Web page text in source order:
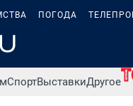
ПОГОДА
СпортВыставкиДругое